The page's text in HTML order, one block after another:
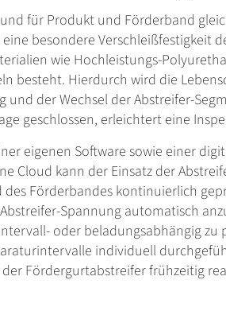
für Produkt und Förderband
besondere Verschleißfestigkeit
wie Hochleistungs-
besteht. Hierdurch wird die
und der Wechsel der Abstreifer-
geschlossen, erleichtert eine
eigenen Software sowie einer
Cloud kann der Einsatz der
des Förderbandes kontinuierlich
Spannung automatisch
oder beladungsabhängig zu
individuell
Fördergurtabstreifer frühzeitig